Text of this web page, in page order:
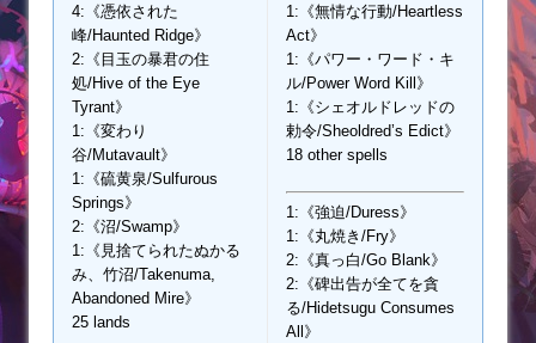
4:《憑依された
峰/Haunted Ridge》
2:《目玉の暴君の住
処/Hive of the Eye
Tyrant》
1:《変わり
谷/Mutavault》
1:《硫黄泉/Sulfurous
Springs》
2:《沼/Swamp》
1:《見捨てられたぬかる
み、竹沼/Takenuma,
Abandoned Mire》
25 lands
1:《無情な行動/Heartless
Act》
1:《パワー・ワード・キ
ル/Power Word Kill》
1:《シェオルドレッドの
勅令/Sheoldred’s Edict》
18 other spells
1:《強迫/Duress》
1:《丸焼き/Fry》
2:《真っ白/Go Blank》
2:《碑出告が全てを貪
る/Hidetsugu Consumes
All》